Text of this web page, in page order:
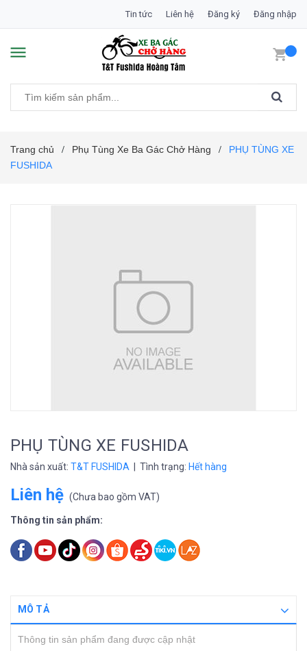
Tin tức Liên hệ Đăng ký Đăng nhập
Trang chủ / Phụ Tùng Xe Ba Gác Chở Hàng /
PHỤ TÙNG XE
FUSHIDA
PHỤ TÙNG XE FUSHIDA
Nhà sản xuất: T&T FUSHIDA | Tình trạng: Hết hàng
Liên hệ (Chưa bao gồm VAT)
Thông tin sản phẩm:
MÔ TẢ
Thông tin sản phẩm đang được cập nhật